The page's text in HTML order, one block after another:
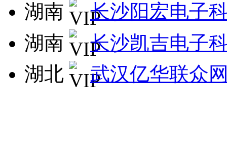
湖南
长沙阳宏电子
湖南
长沙凯吉电子
湖北
武汉亿华联众